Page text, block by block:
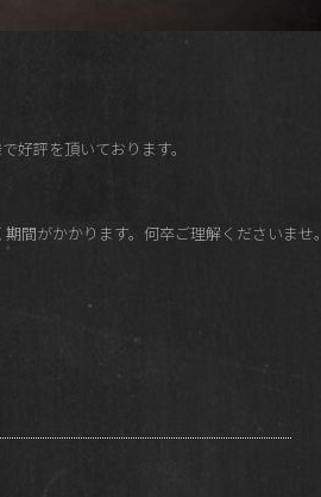
好評を頂いております。
間がかかります。何卒ご理解くださいませ。